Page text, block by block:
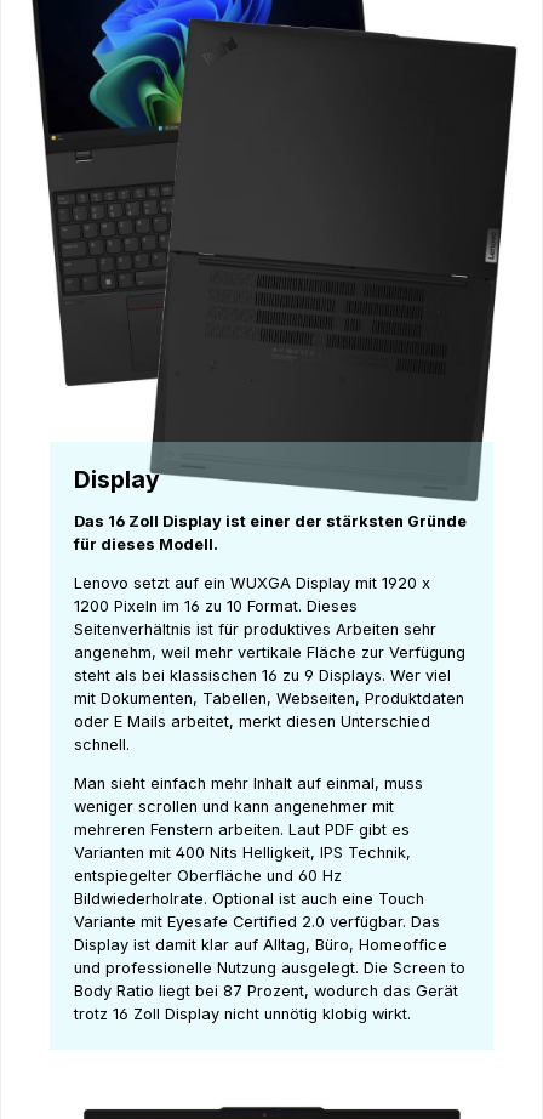
Display
Das 16 Zoll Display ist einer der stärksten Gründe
für dieses Modell.
Lenovo setzt auf ein WUXGA Display mit 1920 x
1200 Pixeln im 16 zu 10 Format. Dieses
Seitenverhältnis ist für produktives Arbeiten sehr
angenehm, weil mehr vertikale Fläche zur Verfügung
steht als bei klassischen 16 zu 9 Displays. Wer viel
mit Dokumenten, Tabellen, Webseiten, Produktdaten
oder E Mails arbeitet, merkt diesen Unterschied
schnell.
Man sieht einfach mehr Inhalt auf einmal, muss
weniger scrollen und kann angenehmer mit
mehreren Fenstern arbeiten. Laut PDF gibt es
Varianten mit 400 Nits Helligkeit, IPS Technik,
entspiegelter Oberfläche und 60 Hz
Bildwiederholrate. Optional ist auch eine Touch
Variante mit Eyesafe Certified 2.0 verfügbar. Das
Display ist damit klar auf Alltag, Büro, Homeoffice
und professionelle Nutzung ausgelegt. Die Screen to
Body Ratio liegt bei 87 Prozent, wodurch das Gerät
trotz 16 Zoll Display nicht unnötig klobig wirkt.